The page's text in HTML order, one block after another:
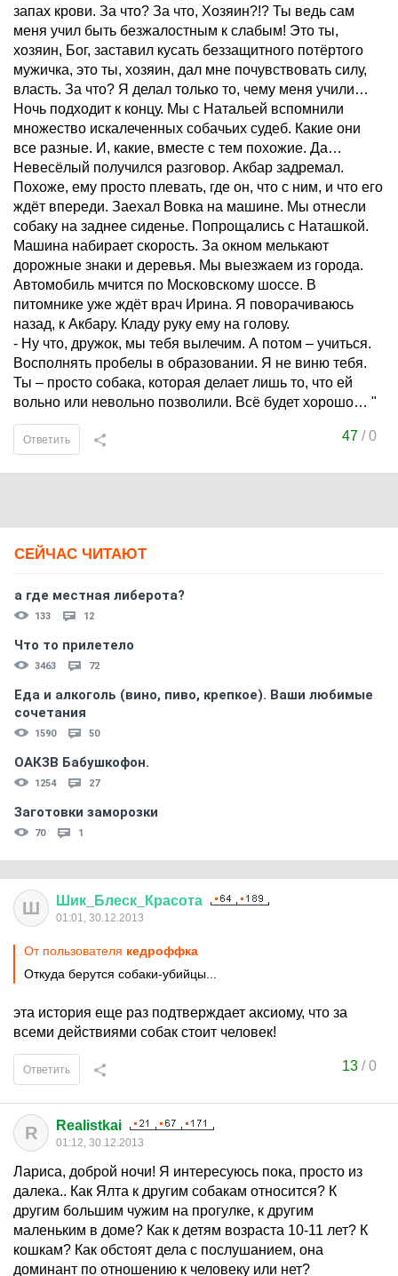
запах крови. За что? За что, Хозяин?!? Ты ведь сам
меня учил быть безжалостным к слабым! Это ты,
хозяин, Бог, заставил кусать беззащитного потёртого
мужичка, это ты, хозяин, дал мне почувствовать силу,
власть. За что? Я делал только то, чему меня учили…
Ночь подходит к концу. Мы с Натальей вспомнили
множество искалеченных собачьих судеб. Какие они
все разные. И, какие, вместе с тем похожие. Да…
Невесёлый получился разговор. Акбар задремал.
Похоже, ему просто плевать, где он, что с ним, и что его
ждёт впереди. Заехал Вовка на машине. Мы отнесли
собаку на заднее сиденье. Попрощались с Наташкой.
Машина набирает скорость. За окном мелькают
дорожные знаки и деревья. Мы выезжаем из города.
Автомобиль мчится по Московскому шоссе. В
питомнике уже ждёт врач Ирина. Я поворачиваюсь
назад, к Акбару. Кладу руку ему на голову.
- Ну что, дружок, мы тебя вылечим. А потом – учиться.
Восполнять пробелы в образовании. Я не виню тебя.
Ты – просто собака, которая делает лишь то, что ей
вольно или невольно позволили. Всё будет хорошо… "
47 /0
Ответить
СЕЙЧАС ЧИТАЮТ
а где местная либерота?
133 12
Что то прилетело
3463 72
Еда и алкоголь (вино, пиво, крепкое). Ваши любимые
сочетания
1590 50
ОАКЗВ Бабушкофон.
1254 27
Заготовки заморозки
70 1
Ш Шик Блеск Красота
01:01, 30.12.2013
От пользователя кедроффка
Откуда берутся собаки-убийцы...
эта история еще раз подтверждает аксиому, что за
всеми действиями собак стоит человек!
13 /0
Ответить
R Realistkai
01:12, 30.12.2013
Лариса, доброй ночи! Я интересуюсь пока, просто из
далека.. Как Ялта к другим собакам относится? К
другим большим чужим на прогулке, к другим
маленьким в доме? Как к детям возраста 10-11 лет? К
кошкам? Как обстоят дела с послушанием, она
доминант по отношению к человеку или нет?